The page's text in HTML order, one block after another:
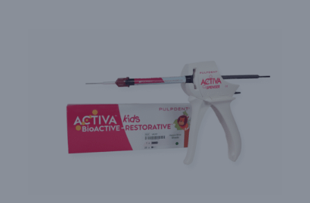
RESTAURATIVE™)